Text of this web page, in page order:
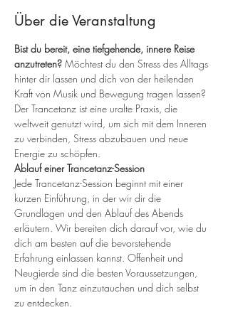
Über die Veranstaltung
Bist du bereit, eine tiefgehende, innere Reise
anzutreten? Möchtest du den Stress des Alltags
hinter dir lassen und dich von der heilenden
Kraft von Musik und Bewegung tragen lassen?
Der Trancetanz ist eine uralte Praxis, die
weltweit genutzt wird, um sich mit dem Inneren
zu verbinden, Stress abzubauen und neue
Energie zu schöpfen.
Ablauf einer Trancetanz-Session
Jede Trancetanz-Session beginnt mit einer
kurzen Einführung, in der wir dir die
Grundlagen und den Ablauf des Abends
erläutern. Wir bereiten dich darauf vor, wie du
dich am besten auf die bevorstehende
Erfahrung einlassen kannst. Offenheit und
Neugierde sind die besten Voraussetzungen,
um in den Tanz einzutauchen und dich selbst
zu entdecken.